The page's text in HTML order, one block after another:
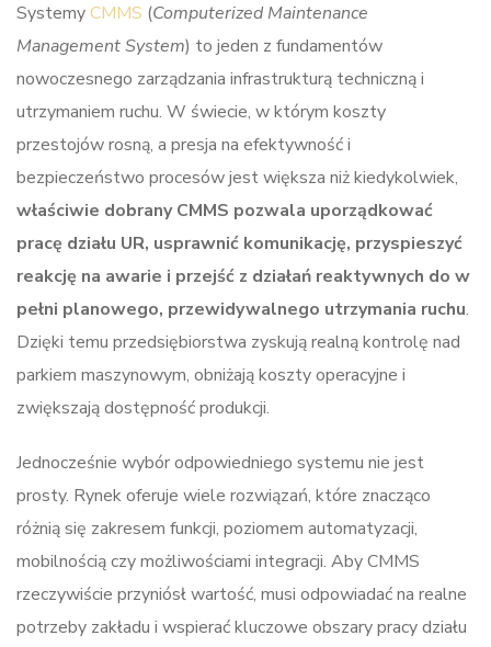
SystemyCMMS (Computerized Maintenance
Management System) to jeden z fundamentów
nowoczesnego zarządzania infrastrukturą techniczną i
utrzymaniem ruchu. W świecie, w którym koszty
przestojów rosną, a presja na efektywność i
bezpieczeństwo procesów jest większa niż kiedykolwiek,
właściwie dobrany CMMS pozwala uporządkować
pracę działu UR, usprawnić komunikację, przyspieszyć
reakcję na awarie i przejść z działań reaktywnych do w
pełni planowego, przewidywalnego utrzymania ruchu.
Dzięki temu przedsiębiorstwa zyskują realną kontrolę nad
parkiem maszynowym, obniżają koszty operacyjne i
zwiększają dostępność produkcji.
Jednocześnie wybór odpowiedniego systemu nie jest
prosty. Rynek oferuje wiele rozwiązań, które znacząco
różnią się zakresem funkcji, poziomem automatyzacji,
mobilnością czy możliwościami integracji. Aby CMMS
rzeczywiście przyniósł wartość, musi odpowiadać na realne
potrzeby zakładu i wspierać kluczowe obszary pracy działu